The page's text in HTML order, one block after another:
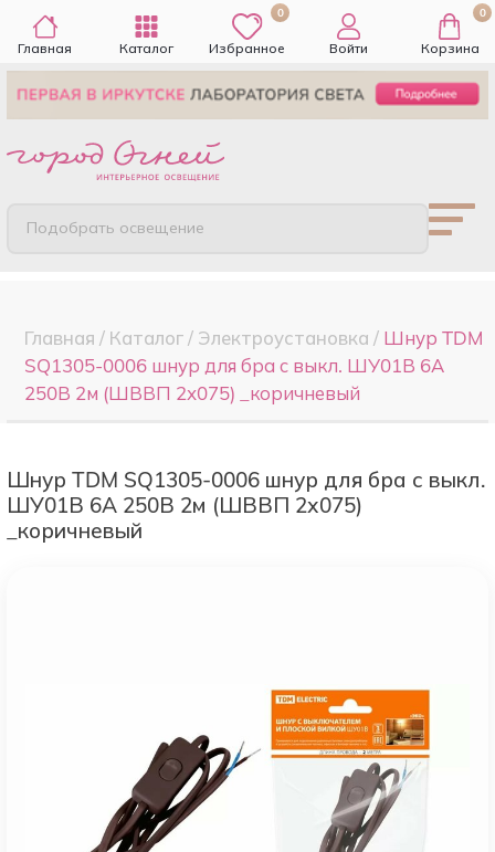
Главная Каталог
0
Избранное Войти
0
Корзина
Подобрать освещение
Главная / Каталог/ Электроустановка / Шнур TDM
SQ1305-0006 шнур для бра с выкл. ШУ01В 6А
250В 2м (ШВВП 2х075) _коричневый
Шнур TDM SQ1305-0006 шнур для бра с выкл.
ШУ01В 6А 250В 2м (ШВВП 2х075)
_коричневый